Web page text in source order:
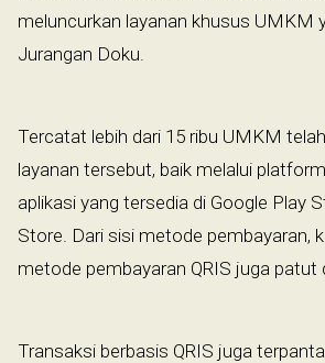
meluncurkan layanan khusus UMKM
Jurangan Doku.
Tercatat lebih dari 15 ribu UMKM
layanan tersebut, baik melalui
aplikasi yang tersedia di Google Play
Store. Dari sisi metode pembayaran,
metode pembayaran QRIS juga patut
Transaksi berbasis QRIS juga